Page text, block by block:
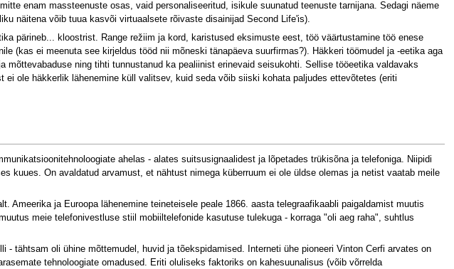
enam massteenuste osas, vaid personaliseeritud, isikule suunatud teenuste tarnijana. Sedagi näeme
näitena võib tuua kasvõi virtuaalsete rõivaste disainijad Second Life'is).
pärineb... kloostrist. Range režiim ja kord, karistused eksimuste eest, töö väärtustamine töö enese
(kas ei meenuta see kirjeldus tööd nii mõneski tänapäeva suurfirmas?). Häkkeri töömudel ja -eetika aga
ning tihti tunnustanud ka pealiinist erinevaid seisukohti. Sellise tööeetika valdavaks
ole häkkerlik lähenemine küll valitsev, kuid seda võib siiski kohata paljudes ettevõtetes (eriti
ahelas - alates suitsusignaalidest ja lõpetades trükisõna ja telefoniga. Niipidi
kuues. On avaldatud arvamust, et nähtust nimega küberruum ei ole üldse olemas ja netist vaatab meile
Ameerika ja Euroopa lähenemine teineteisele peale 1866. aasta telegraafikaabli paigaldamist muutis
meie telefonivestluse stiil mobiiltelefonide kasutuse tulekuga - korraga "oli aeg raha", suhtlus
tähtsam oli ühine mõttemudel, huvid ja tõekspidamised. Interneti ühe pioneeri Vinton Cerfi arvates on
tehnoloogiate omadused. Eriti oluliseks faktoriks on kahesuunalisus (võib võrrelda